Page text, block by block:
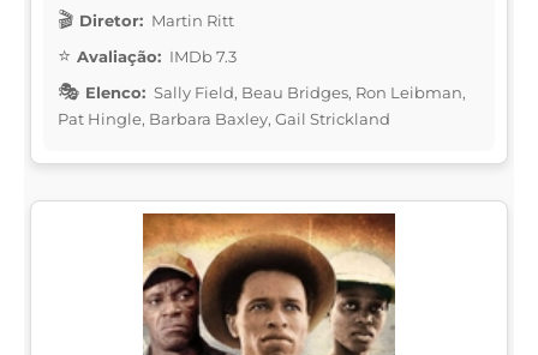
Diretor: Martin Ritt
Avaliação: IMDb 7.3
Elenco: Sally Field, Beau Bridges, Ron Leibman,
Pat Hingle, Barbara Baxley, Gail Strickland